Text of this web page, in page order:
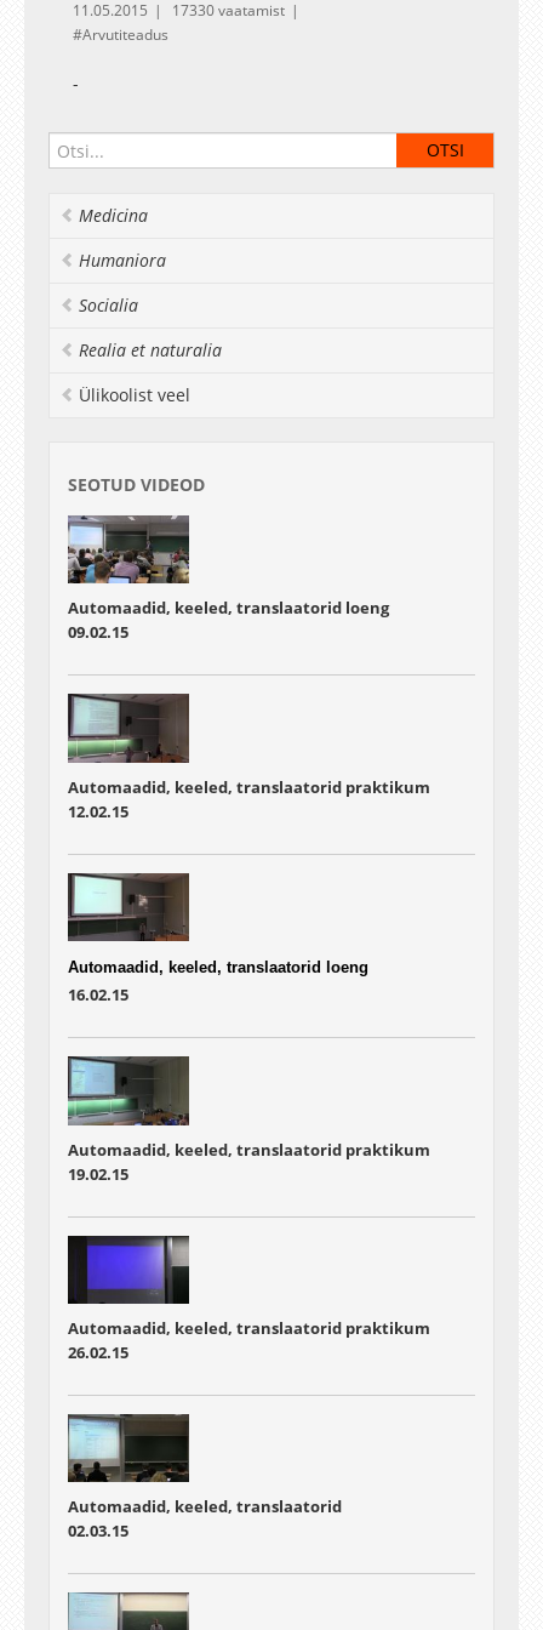
11.05.2015
17330 vaatamist
Arvutiteadus
-
Medicina
Humaniora
Socialia
Realia et naturalia
Ülikoolist veel
SEOTUD VIDEOD
Automaadid, keeled, translaatorid loeng
09.02.15
Automaadid, keeled, translaatorid praktikum
12.02.15
Automaadid, keeled, translaatorid loeng
16.02.15
Automaadid, keeled, translaatorid praktikum
19.02.15
Automaadid, keeled, translaatorid praktikum
26.02.15
Automaadid, keeled, translaatorid
02.03.15